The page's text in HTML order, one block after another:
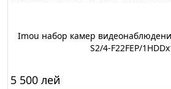
Imou набор камер
S2/4-F22FEP/
5 500 лей